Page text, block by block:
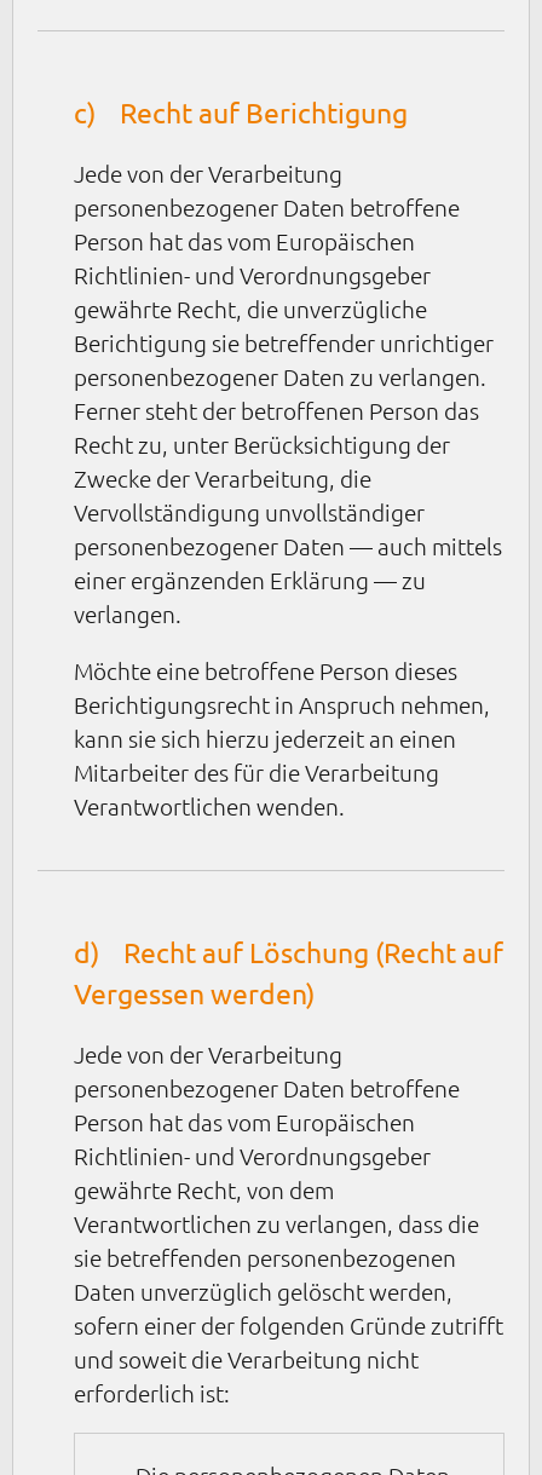
c) Recht auf Berichtigung
Jede von der Verarbeitung
personenbezogener Daten betroffene
Person hat das vom Europäischen
Richtlinien- und Verordnungsgeber
gewährte Recht, die unverzügliche
Berichtigung sie betreffender unrichtiger
personenbezogener Daten zu verlangen.
Ferner steht der betroffenen Person das
Recht zu, unter Berücksichtigung der
Zwecke der Verarbeitung, die
Vervollständigung unvollständiger
personenbezogener Daten — auch mittels
einer ergänzenden Erklärung — zu
verlangen.
Möchte eine betroffene Person dieses
Berichtigungsrecht in Anspruch nehmen,
kann sie sich hierzu jederzeit an einen
Mitarbeiter des für die Verarbeitung
Verantwortlichen wenden.
d) Recht auf Löschung (Recht auf
Vergessen werden)
Jede von der Verarbeitung
personenbezogener Daten betroffene
Person hat das vom Europäischen
Richtlinien- und Verordnungsgeber
gewährte Recht, von dem
Verantwortlichen zu verlangen, dass die
sie betreffenden personenbezogenen
Daten unverzüglich gelöscht werden,
sofern einer der folgenden Gründe zutrifft
und soweit die Verarbeitung nicht
erforderlich ist: